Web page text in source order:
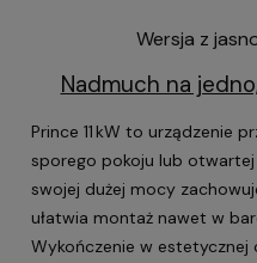
Wersja z
Nadmuch na
Prince 11 kW to urządzenie
sporego pokoju lub
swojej dużej mocy
ułatwia montaż nawet w
Wykończenie w estetycznej